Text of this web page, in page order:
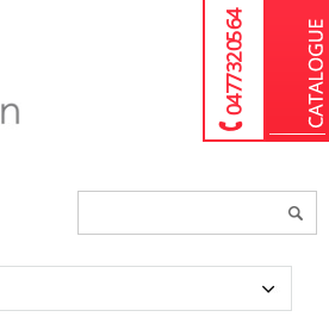
04 77 32 05 64